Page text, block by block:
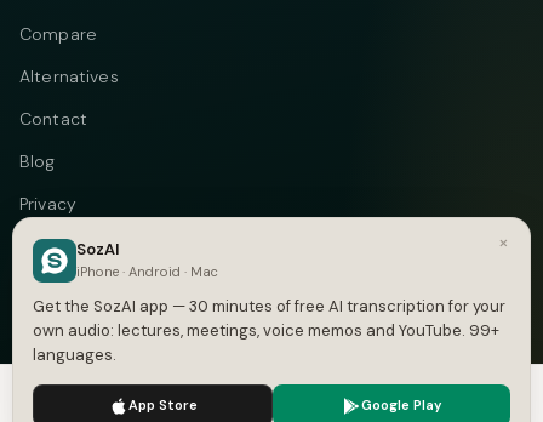
Compare
Alternatives
Contact
Blog
Privacy
Terms
DMCA
© 2026 Vastflow. All rights reserved. TelegramInstagram
We use cookies to enhance your experience.
×
SozAI
iPhone · Android · Mac
Get the SozAI app — 30 minutes of free AI transcription for your
own audio: lectures, meetings, voice memos and YouTube. 99+
languages.
App Store Google Play